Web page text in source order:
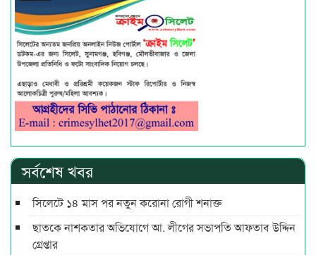
সর্বশেষ খবর
সিলেটে ১৪ মাস পর নতুন করোনা রোগী শনাক্ত
ছাতকে নাশকতার অভিযোগে আ. লীগের সভাপ‌তি আফতাব উদ্দিন
গ্রেপ্তার